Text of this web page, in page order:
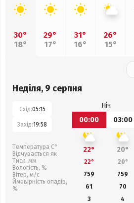
30°
18°
29°
17°
31°
16°
26°
15°
Неділя, 9 серпня
Схід:05:15
Захід:19:58
Температура С°
Відчувається як
Тиск, мм
Вологість, %
Вітер, м/с
Ймовірність опадів,
%
Ніч
00:00
03:00
22° 20°
22° 20°
759
759
61
70
3
4